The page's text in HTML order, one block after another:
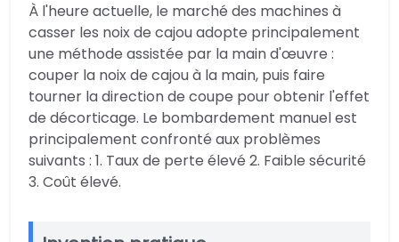
À l'heure actuelle, le marché des machines à
casser les noix de cajou adopte principalement
une méthode assistée par la main d'œuvre :
couper la noix de cajou à la main, puis faire
tourner la direction de coupe pour obtenir l'effet
de décorticage. Le bombardement manuel est
principalement confronté aux problèmes
suivants : 1. Taux de perte élevé 2. Faible sécurité
3. Coût élevé.